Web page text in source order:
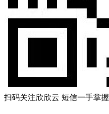
扫码关注欣欣云 短信一手掌握